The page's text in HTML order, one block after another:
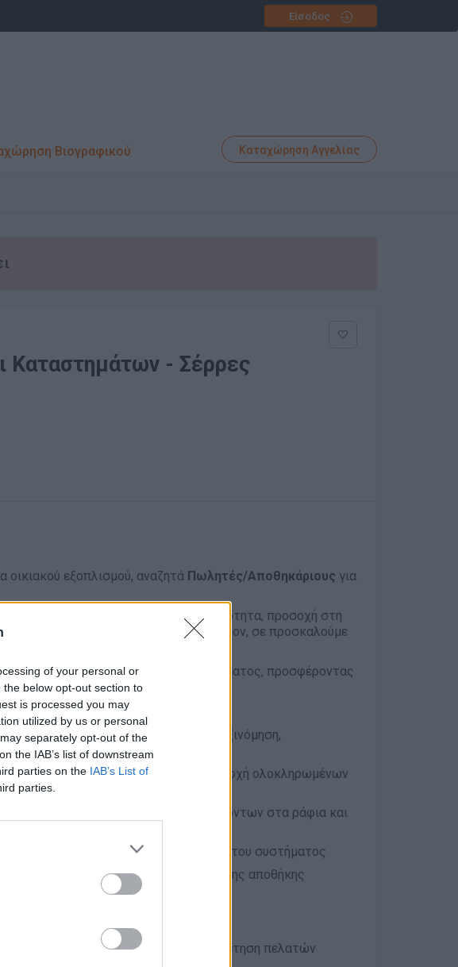
of your personal or
below opt-out section to
is processed you may
utilized by us or personal
separately opt-out of the
the IAB’s list of downstream
parties on the IAB’s List of
parties.
Είσοδος
Βιογραφικού Καταχώρηση Αγγελίας
Καταστημάτων - Σέρρες
οικιακού εξοπλισμού, αναζητά Πωλητές/Αποθηκάριους για
αποθήκης, διαθέτεις οργανωτικότητα, προσοχή στη
ένα σταθερό και οργανωμένο περιβάλλον, σε προσκαλούμε
υποστήριξη στον χώρο του καταστήματος, προσφέροντας
εμπορευμάτων (εκφόρτωση, ταξινόμηση,
προγραμματισμό
των αναγκών τους και την παροχή ολοκληρωμένων
καθώς και σωστή τοποθέτηση προϊόντων στα ράφια και
και επιστροφών προϊόντων μέσω του συστήματος
στον χώρο του καταστήματος και της αποθήκης
και προσανατολισμός στην εξυπηρέτηση πελατών